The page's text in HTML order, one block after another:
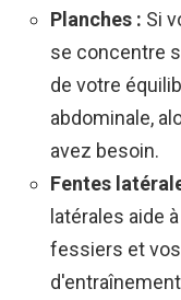
Planches : Si
se concentre
de votre
abdominale,
avez besoin.
Fentes
latérales aide
fessiers et